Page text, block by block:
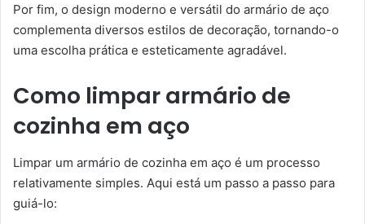
Por fim, o design moderno e versátil do armário de aço
complementa diversos estilos de decoração, tornando-o
uma escolha prática e esteticamente agradável.
Como limpar armário de
cozinha em aço
Limpar um armário de cozinha em aço é um processo
relativamente simples. Aqui está um passo a passo para
guiá-lo: